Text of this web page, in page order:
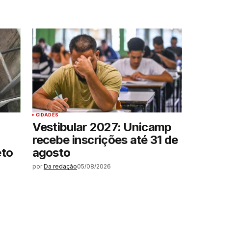
CIDADES
Vestibular 2027: Unicamp
recebe inscrições até 31 de
agosto
por Da redação05/08/2026